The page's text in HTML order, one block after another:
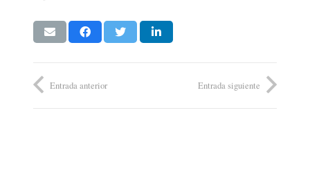
Entrada anterior Entrada siguiente